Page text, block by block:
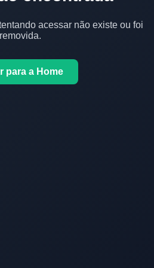
acessar não existe ou foi
removida.
para a Home